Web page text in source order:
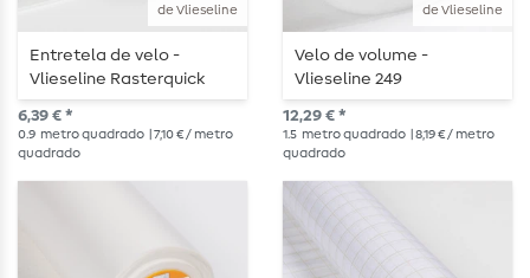
de Vlieseline
Entretela de velo -
Vlieseline Rasterquick
Triangle
6,39 € *
0.9 metro quadrado
| 7,10 € / metro
quadrado
de Vlieseline
Velo de volume -
Vlieseline 249
12,29 € *
1.5 metro quadrado
| 8,19 € / metro
quadrado